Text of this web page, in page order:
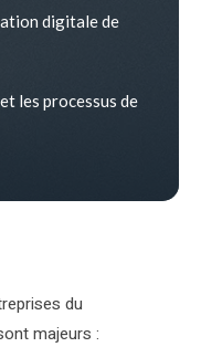
digitale de
les processus de
du
majeurs :